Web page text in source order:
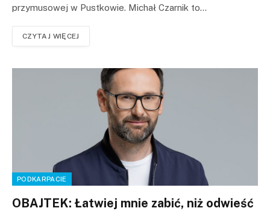
przymusowej w Pustkowie. Michał Czarnik to…
CZYTAJ WIĘCEJ
PODKARPACIE
OBAJTEK: Łatwiej mnie zabić, niż odwieść